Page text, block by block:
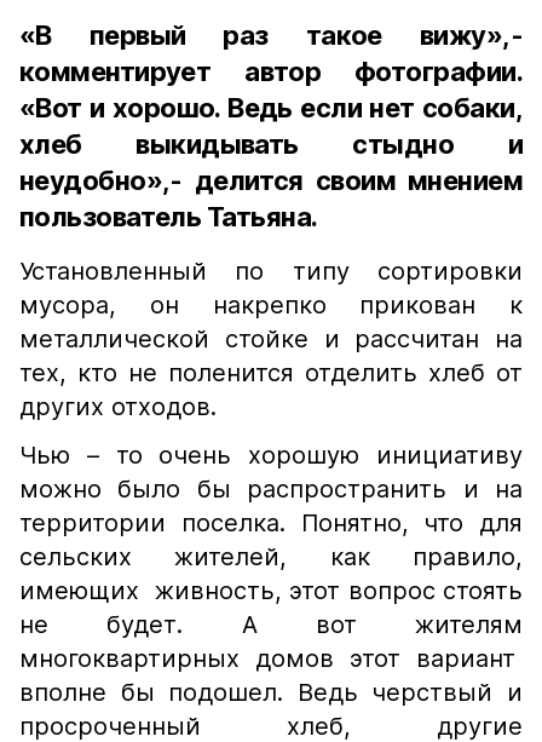
«В первый раз такое вижу»,-
комментирует автор фотографии.
«Вот и хорошо. Ведь если нет собаки,
хлеб выкидывать стыдно и
неудобно»,- делится своим мнением
пользователь Татьяна.
Установленный по типу сортировки
мусора, он накрепко прикован к
металлической стойке и рассчитан на
тех, кто не поленится отделить хлеб от
других отходов.
Чью – то очень хорошую инициативу
можно было бы распространить и на
территории поселка. Понятно, что для
сельских жителей, как правило,
имеющих живность, этот вопрос стоять
не будет. А вот жителям
многоквартирных домов этот вариант
вполне бы подошел. Ведь черствый и
просроченный хлеб, другие